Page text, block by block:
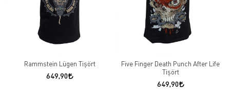
Rammstein Lügen Tişört
649,90
Five Finger Death Punch After Life
Tişört
649,90